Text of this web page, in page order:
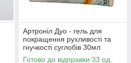
Артроніл Дуо - гель для
покращення рухливості та
гнучкості суглобів 30мл
Готово до відправки 33 од.